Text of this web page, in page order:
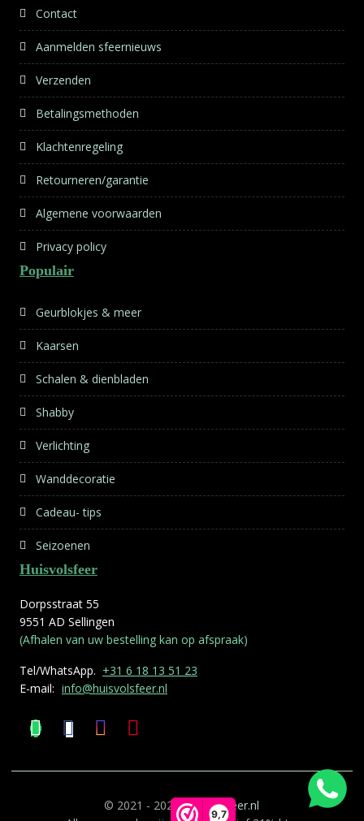
9,7
Contact
Aanmelden sfeernieuws
Verzenden
Betalingsmethoden
Klachtenregeling
Retourneren/garantie
Algemene voorwaarden
Privacy policy
Populair
Geurblokjes & meer
Kaarsen
Schalen & dienbladen
Shabby
Verlichting
Wanddecoratie
Cadeau- tips
Seizoenen
Huisvolsfeer
Dorpsstraat 55
9551 AD Sellingen
(Afhalen van uw bestelling kan op afspraak)
Tel/WhatsApp. +31 6 18 13 51 23
E-mail: info@huisvolsfeer.nl
© 2021 - 2026Huisvolsfeer.nl